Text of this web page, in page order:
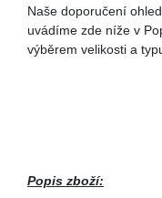
Naše doporučení
uvádíme zde níže v
výběrem velikosti a
Popis zboží: